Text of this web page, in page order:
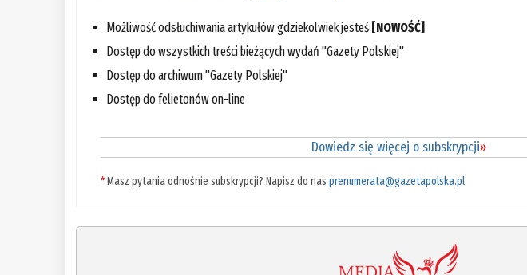
Możliwość odsłuchiwania artykułów gdziekolwiek jesteś [NOWOŚĆ]
Dostęp do wszystkich treści bieżących wydań "Gazety Polskiej"
Dostęp do archiwum "Gazety Polskiej"
Dostęp do felietonów on-line
Dowiedz się więcej o subskrypcji»
*Masz pytania odnośnie subskrypcji? Napisz do nasprenumerata@gazetapolska.pl